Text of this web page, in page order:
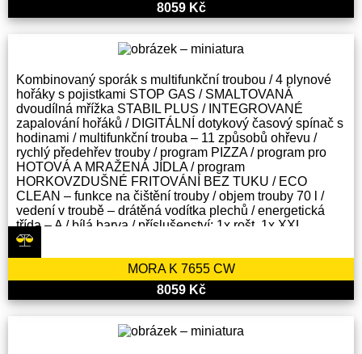
8059 Kč
Kombinovaný sporák s multifunkční troubou / 4 plynové
hořáky s pojistkami STOP GAS / SMALTOVANÁ
dvoudílná mřížka STABIL PLUS / INTEGROVANÉ
zapalování hořáků / DIGITÁLNÍ dotykový časový spínač s
hodinami / multifunkční trouba – 11 způsobů ohřevu /
rychlý předehřev trouby / program PIZZA / program pro
HOTOVÁ A MRAŽENÁ JÍDLA / program
HORKOVZDUŠNÉ FRITOVÁNÍ BEZ TUKU / ECO
CLEAN – funkce na čištění trouby / objem trouby 70 l /
vedení v troubě – drátěná vodítka plechů / energetická
třída – A / bílá barva / příslušenství: 1x rošt, 1x XXL
hluboký pekáč
MORA K 7655 CW
8059 Kč